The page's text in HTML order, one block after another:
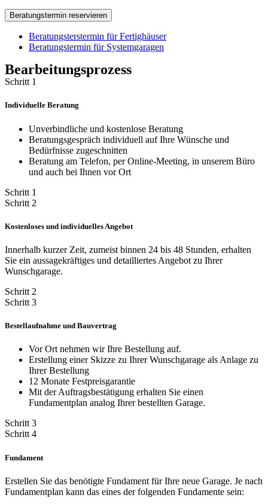
Beratungstermin reservieren
Beratungsterstermin für Fertighäuser
Beratungstermin für Systemgaragen
Bearbeitungsprozess
Schritt 1
Individuelle Beratung
Unverbindliche und kostenlose Beratung
Beratungsgespräch individuell auf Ihre Wünsche und
Bedürfnisse zugeschnitten
Beratung am Telefon, per Online-Meeting, in unserem Büro
und auch bei Ihnen vor Ort
Schritt 1
Schritt 2
Kostenloses und individuelles Angebot
Innerhalb kurzer Zeit, zumeist binnen 24 bis 48 Stunden, erhalten
Sie ein aussagekräftiges und detailliertes Angebot zu Ihrer
Wunschgarage.
Schritt 2
Schritt 3
Bestellaufnahme und Bauvertrag
Vor Ort nehmen wir Ihre Bestellung auf.
Erstellung einer Skizze zu Ihrer Wunschgarage als Anlage zu
Ihrer Bestellung
12 Monate Festpreisgarantie
Mit der Auftragsbestätigung erhalten Sie einen
Fundamentplan analog Ihrer bestellten Garage.
Schritt 3
Schritt 4
Fundament
Erstellen Sie das benötigte Fundament für Ihre neue Garage. Je nach
Fundamentplan kann das eines der folgenden Fundamente sein: